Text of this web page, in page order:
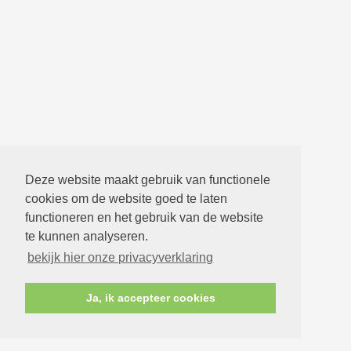
Deze website maakt gebruik van functionele
cookies om de website goed te laten
functioneren en het gebruik van de website
te kunnen analyseren.
bekijk hier onze privacyverklaring
Ja, ik accepteer cookies